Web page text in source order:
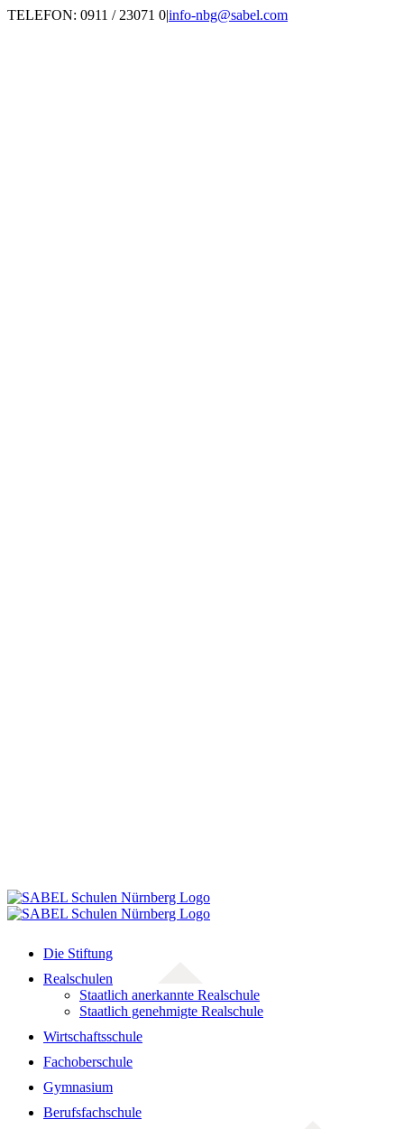
Zum
TELEFON: 0911 / 23071 0|info-nbg@sabel.com
Die Stiftung
Realschulen
Staatlich anerkannte Realschule
Staatlich genehmigte Realschule
Wirtschaftsschule
Fachoberschule
Gymnasium
Berufsfachschule